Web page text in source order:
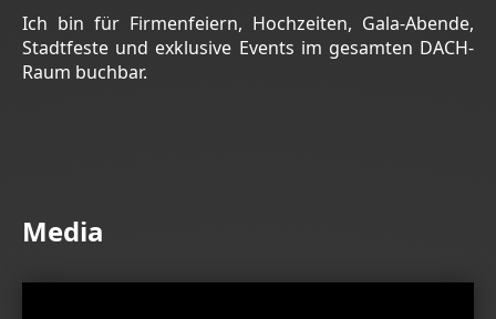
Ich bin für Firmenfeiern, Hochzeiten, Gala-Abende,
Stadtfeste und exklusive Events im gesamten DACH-
Raum buchbar.
Media